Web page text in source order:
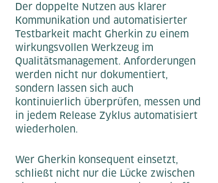
Der doppelte Nutzen aus klarer
Kommunikation und automatisierter
Testbarkeit macht Gherkin zu einem
wirkungsvollen Werkzeug im
Qualitätsmanagement. Anforderungen
werden nicht nur dokumentiert,
sondern lassen sich auch
kontinuierlich überprüfen, messen und
in jedem Release Zyklus automatisiert
wiederholen.
Wer Gherkin konsequent einsetzt,
schließt nicht nur die Lücke zwischen